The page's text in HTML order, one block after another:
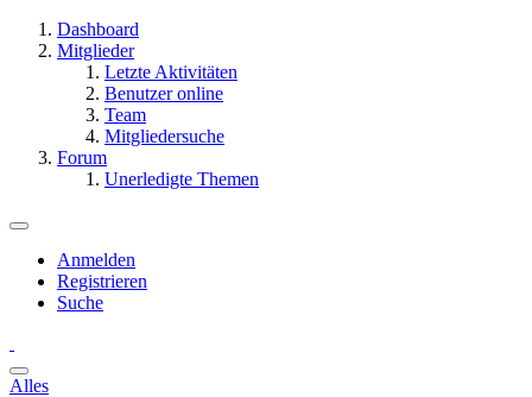
Dashboard
Mitglieder
Letzte Aktivitäten
Benutzer online
Team
Mitgliedersuche
Forum
Unerledigte Themen
Anmelden
Registrieren
Suche
Alles